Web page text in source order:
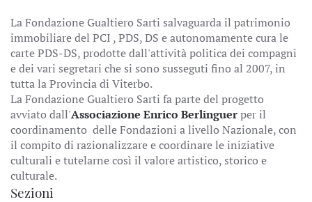
La Fondazione Gualtiero Sarti salvaguarda il patrimonio
immobiliare del PCI , PDS, DS e autonomamente cura le
carte PDS-DS, prodotte dall'attività politica dei compagni
e dei vari segretari che si sono susseguti fino al 2007, in
tutta la Provincia di Viterbo.
La Fondazione Gualtiero Sarti fa parte del progetto
avviato dall'Associazione Enrico Berlinguerper il
coordinamento delle Fondazioni a livello Nazionale, con
il compito di razionalizzare e coordinare le iniziative
culturali e tutelarne così il valore artistico, storico e
culturale.
Sezioni